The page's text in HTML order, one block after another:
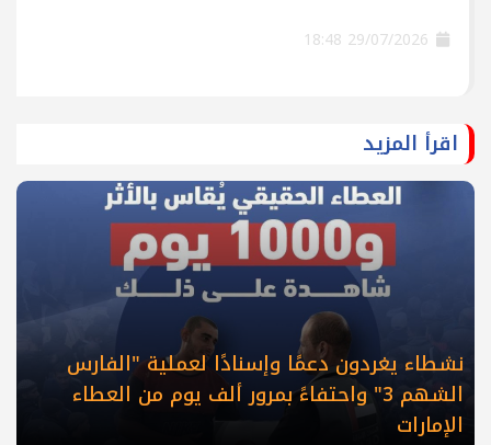
اقرأ المزيد
نشطاء يغردون دعمًا وإسنادًا لعملية "الفارس
الشهم 3" واحتفاءً بمرور ألف يوم من العطاء
الإمارات